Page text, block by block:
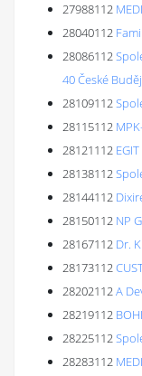
27988112
28040112
28086112
40 České
28109112
28115112
28121112
28138112
28144112
28150112 NP
28167112 Dr.
28173112
28202112A
28219112
28225112
28283112